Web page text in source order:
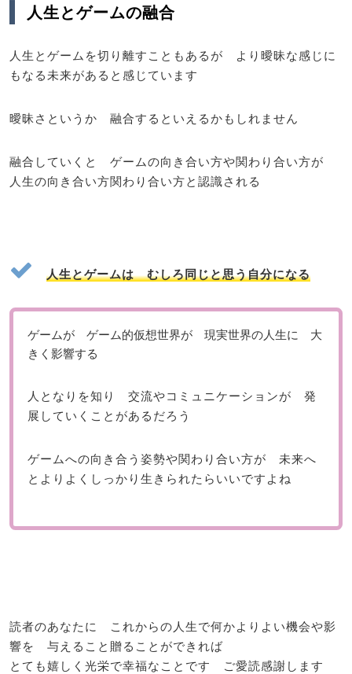
人生とゲームの融合
人生とゲームを切り離すこともあるが より曖昧な感じに
もなる未来があると感じています
曖昧さというか 融合するといえるかもしれません
融合していくと ゲームの向き合い方や関わり合い方が
人生の向き合い方関わり合い方と認識される
人生とゲームは むしろ同じと思う自分になる
ゲームが ゲーム的仮想世界が 現実世界の人生に 大
きく影響する
人となりを知り 交流やコミュニケーションが 発
展していくことがあるだろう
ゲームへの向き合う姿勢や関わり合い方が 未来へ
とよりよくしっかり生きられたらいいですよね
読者のあなたに これからの人生で何かよりよい機会や影
響を 与えること贈ることができれば
とても嬉しく光栄で幸福なことです ご愛読感謝します